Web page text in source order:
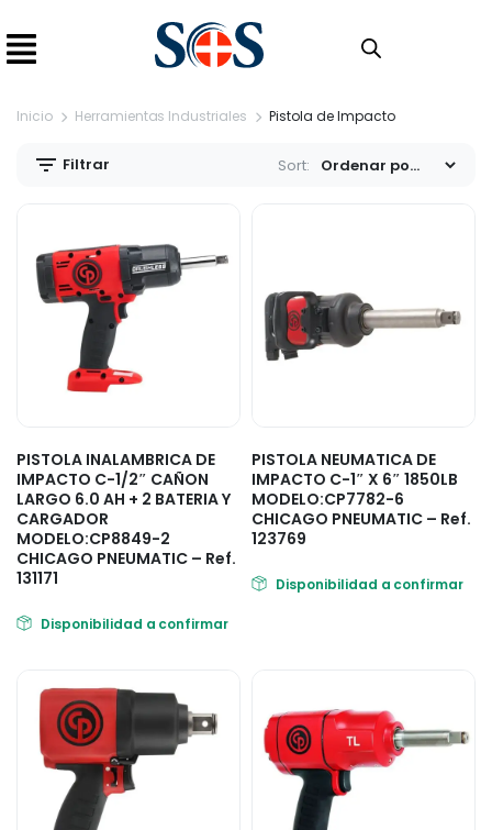
Inicio Herramientas Industriales Pistola de Impacto
Filtrar Sort:
PISTOLA INALAMBRICA DE
IMPACTO C-1/2″ CAÑON
LARGO 6.0 AH + 2 BATERIA Y
CARGADOR
MODELO:CP8849-2
CHICAGO PNEUMATIC – Ref.
131171
Disponibilidad a confirmar
PISTOLA NEUMATICA DE
IMPACTO C-1″ X 6″ 1850LB
MODELO:CP7782-6
CHICAGO PNEUMATIC – Ref.
123769
Disponibilidad a confirmar